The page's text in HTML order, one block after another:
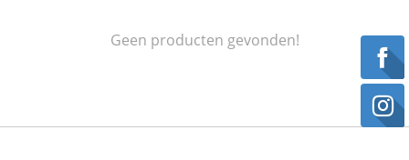
Geen producten gevonden!